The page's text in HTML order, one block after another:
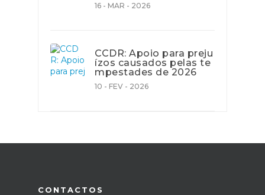
16 - MAR - 2026
CCDR: Apoio para preju
ízos causados pelas te
mpestades de 2026
10 - FEV - 2026
CONTACTOS